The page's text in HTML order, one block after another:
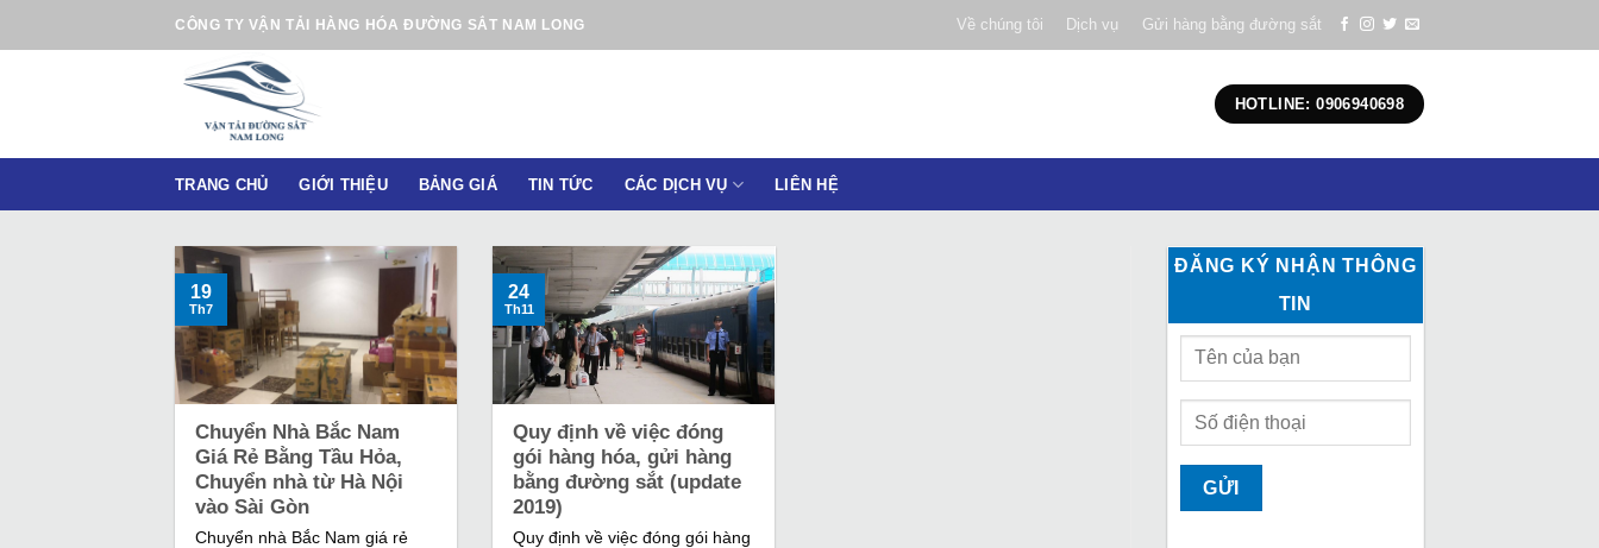
n
CÔNG TY VẬN TẢI HÀNG HÓA ĐƯỜNG SẮT NAM LONG Về chúng tôi Dịch vụ Gửi hàng bằng đường sắt
HOTLINE: 0906940698
TRANG CHỦ GIỚI THIỆU BẢNG GIÁ TIN TỨC CÁC DỊCH VỤ LIÊN HỆ
Chuyển Nhà Bắc Nam
Giá Rẻ Bằng Tầu Hỏa,
Chuyển nhà từ Hà Nội
vào Sài Gòn
Chuyển nhà Bắc Nam giá rẻ
19
Th7
Quy định về việc đóng
gói hàng hóa, gửi hàng
bằng đường sắt (update
2019)
Quy định về việc đóng gói hàng
24
Th11
ĐĂNG KÝ NHẬN THÔNG
TIN